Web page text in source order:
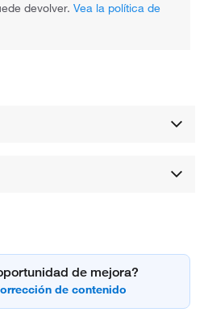
devolver.Vea la política de
de mejora?